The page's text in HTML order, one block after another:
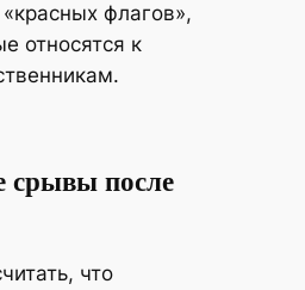
флагов»,
относятся к
срывы после
что